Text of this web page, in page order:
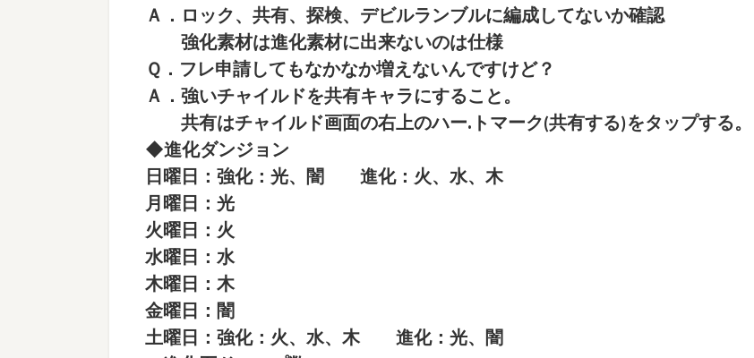
Ａ．ロック、共有、探検、デビルランブルに編成してないか確認
強化素材は進化素材に出来ないのは仕様
Ｑ．フレ申請してもなかなか増えないんですけど？
Ａ．強いチャイルドを共有キャラにすること。
共有はチャイルド画面の右上のハー.トマーク(共有する)をタップする。
◆進化ダンジョン
日曜日：強化：光、闇 進化：火、水、木
月曜日：光
火曜日：火
水曜日：水
木曜日：木
金曜日：闇
土曜日：強化：火、水、木 進化：光、闇